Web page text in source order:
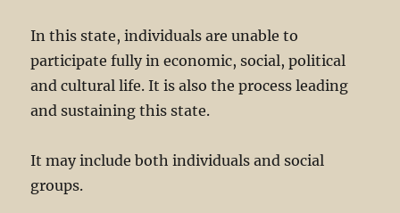
In this state, individuals are unable to
participate fully in economic, social, political
and cultural life. It is also the process leading
and sustaining this state.
It may include both individuals and social
groups.